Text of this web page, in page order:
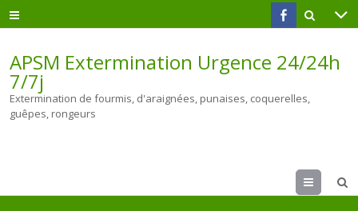
APSM Extermination Urgence 24/24h
7/7j
Extermination de fourmis, d'araignées, punaises, coquerelles,
guêpes, rongeurs
Menu